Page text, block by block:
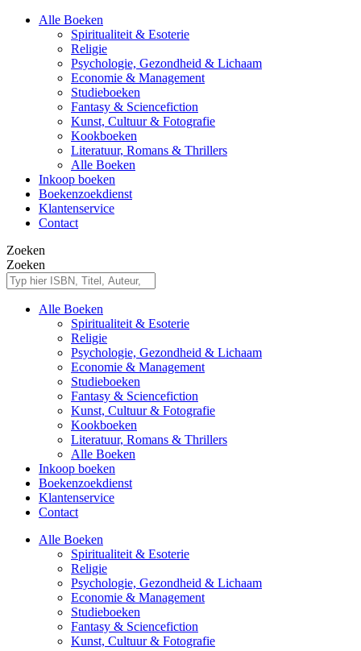
Alle Boeken
Spiritualiteit & Esoterie
Religie
Psychologie, Gezondheid & Lichaam
Economie & Management
Studieboeken
Fantasy & Sciencefiction
Kunst, Cultuur & Fotografie
Kookboeken
Literatuur, Romans & Thrillers
Alle Boeken
Inkoop boeken
Boekenzoekdienst
Klantenservice
Contact
Zoeken
Zoeken
Alle Boeken
Spiritualiteit & Esoterie
Religie
Psychologie, Gezondheid & Lichaam
Economie & Management
Studieboeken
Fantasy & Sciencefiction
Kunst, Cultuur & Fotografie
Kookboeken
Literatuur, Romans & Thrillers
Alle Boeken
Inkoop boeken
Boekenzoekdienst
Klantenservice
Contact
Alle Boeken
Spiritualiteit & Esoterie
Religie
Psychologie, Gezondheid & Lichaam
Economie & Management
Studieboeken
Fantasy & Sciencefiction
Kunst, Cultuur & Fotografie